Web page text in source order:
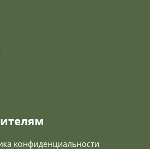
конфиденциальности